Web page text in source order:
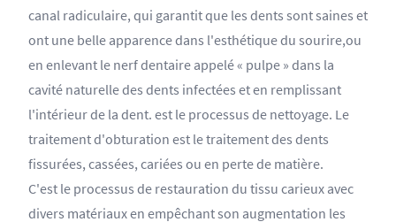
canal radiculaire, qui garantit que les dents sont saines et
ont une belle apparence dans l'esthétique du sourire,ou
en enlevant le nerf dentaire appelé « pulpe » dans la
cavité naturelle des dents infectées et en remplissant
l'intérieur de la dent. est le processus de nettoyage. Le
traitement d'obturation est le traitement des dents
fissurées, cassées, cariées ou en perte de matière.
C'est le processus de restauration du tissu carieux avec
divers matériaux en empêchant son augmentation les